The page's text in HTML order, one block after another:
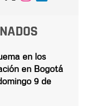
en los
en Bogotá
9 de